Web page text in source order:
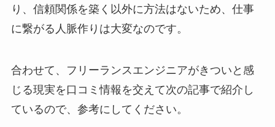
り、信頼関係を築く以外に方法はないため、仕事
に繋がる人脈作りは大変なのです。
合わせて、フリーランスエンジニアがきついと感
じる現実を口コミ情報を交えて次の記事で紹介し
ているので、参考にしてください。